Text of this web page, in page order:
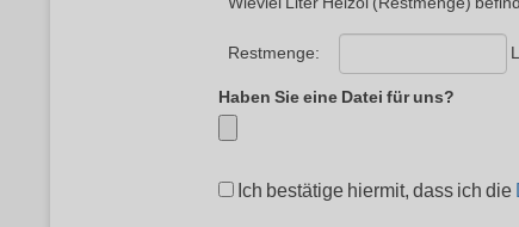
Restmenge:
Haben Sie eine Datei für uns?
Ich bestätige hiermit, dass ich die